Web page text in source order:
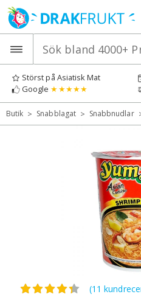
Hoppa
till
innehåll
Störst på Asiatisk Mat
Google ★★★★★
Butik > Snabblagat > Snabbnudlar
Betygsatt4.36 av 5
(11